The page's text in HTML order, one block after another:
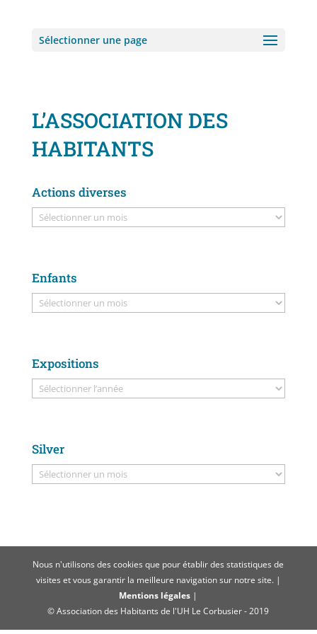
Sélectionner une page
L’ASSOCIATION DES
HABITANTS
Actions diverses
Enfants
Expositions
Silver
Nous n'utilisons des cookies que pour établir des statistiques de
visites et vous garantir la meilleure navigation sur notre site. |
Mentions légales |
© Association des Habitants de l'UH Le Corbusier - 2019